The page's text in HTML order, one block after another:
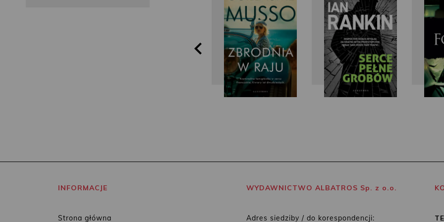
Musso
INFORMACJE
Strona główna
WYDAWNICTWO ALBATROS Sp. z o.o.
Adres siedziby / do korespondencji: